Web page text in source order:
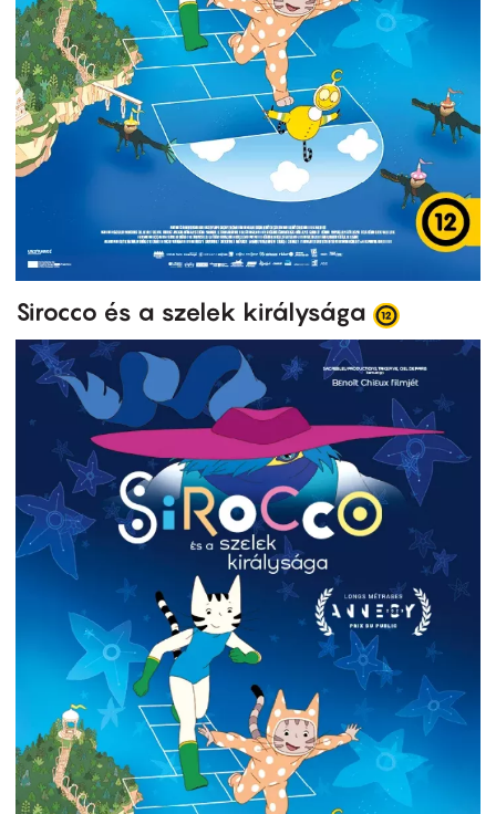
Sirocco és a szelek királysága